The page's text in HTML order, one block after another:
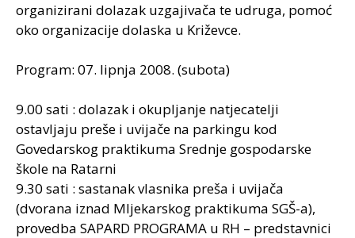
organizirani dolazak uzgajivača te udruga, pomoć
oko organizacije dolaska u Križevce.
Program: 07. lipnja 2008. (subota)
9.00 sati : dolazak i okupljanje natjecatelji
ostavljaju preše i uvijače na parkingu kod
Govedarskog praktikuma Srednje gospodarske
škole na Ratarni
9.30 sati : sastanak vlasnika preša i uvijača
(dvorana iznad Mljekarskog praktikuma SGŠ-a),
provedba SAPARD PROGRAMA u RH – predstavnici